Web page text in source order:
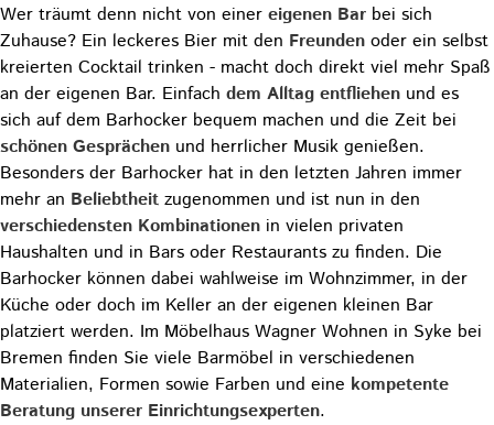
Wer träumt denn nicht von einer eigenen Bar bei sich
Zuhause? Ein leckeres Bier mit den Freunden oder ein selbst
kreierten Cocktail trinken - macht doch direkt viel mehr Spaß
an der eigenen Bar. Einfach dem Alltag entfliehen und es
sich auf dem Barhocker bequem machen und die Zeit bei
schönen Gesprächen und herrlicher Musik genießen.
Besonders der Barhocker hat in den letzten Jahren immer
mehr an Beliebtheit zugenommen und ist nun in den
verschiedensten Kombinationen in vielen privaten
Haushalten und in Bars oder Restaurants zu finden. Die
Barhocker können dabei wahlweise im Wohnzimmer, in der
Küche oder doch im Keller an der eigenen kleinen Bar
platziert werden. Im Möbelhaus Wagner Wohnen in Syke bei
Bremen finden Sie viele Barmöbel in verschiedenen
Materialien, Formen sowie Farben und eine kompetente
Beratung unserer Einrichtungsexperten.